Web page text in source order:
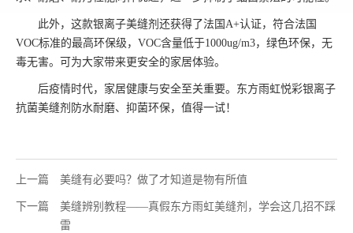
此外，这款银离子美缝剂还获得了法国A+认证，符合法国
VOC标准的最高环保级，VOC含量低于1000ug/m3，绿色环保，无
毒无害。可为大家带来更安全的家居体验。
后疫情时代，家居健康与安全至关重要。东方雨虹悦彩银离子
抗菌美缝剂防水耐磨、抑菌环保，值得一试！
上一篇 美缝有必要吗？做了才知道是物有所值
下一篇
美缝辨别教程——真假东方雨虹美缝剂，学会这几招不踩
雷